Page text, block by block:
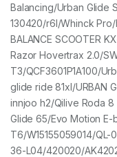
Balancing/Urban Glide
130420/r6l/Whinck
BALANCE SCOOTER
Razor Hovertrax 2.0/
T3/QCF3601P1A100/
glide ride 81xl/URBAN
innjoo h2/Qilive Roda
Glide 65/Evo Motion E-
T6/W15155059014/
36-L04/420020/